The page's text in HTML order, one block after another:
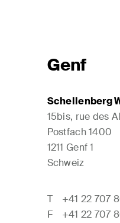
Genf
Schellenberg
15bis, rue des
Postfach 1400
1211 Genf 1
Schweiz
T
+41 22 707
F
+41 22 707